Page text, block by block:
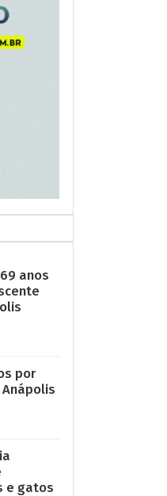
anos
por
e gatos